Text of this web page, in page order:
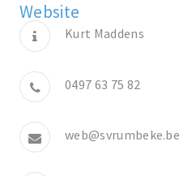
Website
Kurt Maddens
0497 63 75 82
web@svrumbeke.be